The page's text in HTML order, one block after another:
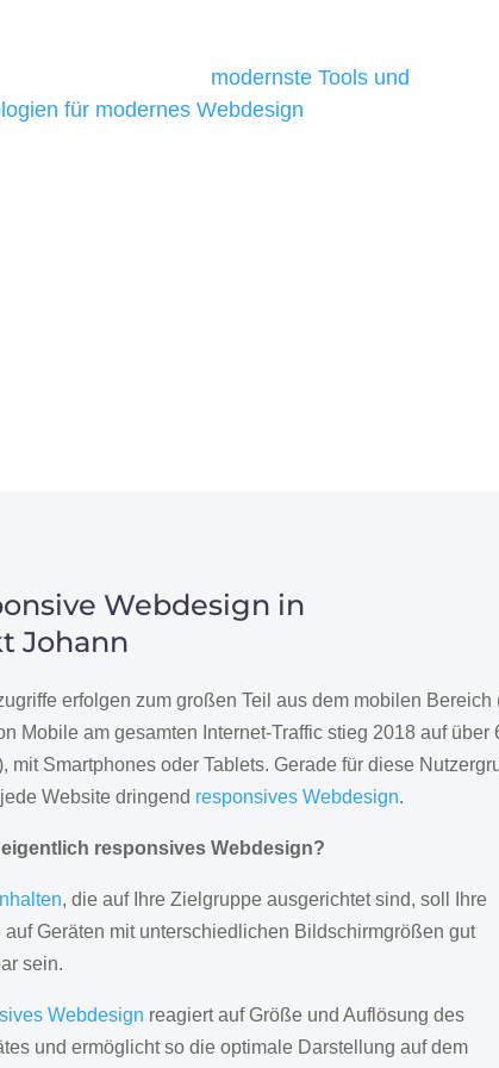
modernste Tools und
für modernes Webdesign
Webdesign in
Johann
erfolgen zum großen Teil aus dem mobilen Bereich
Mobile am gesamten Internet-Traffic stieg 2018 auf über
mit Smartphones oder Tablets. Gerade für diese
Website dringend responsives Webdesign.
eigentlich responsives Webdesign?
Inhalten, die auf Ihre Zielgruppe ausgerichtet sind, soll Ihre
auf Geräten mit unterschiedlichen Bildschirmgrößen gut
sein.
Webdesign reagiert auf Größe und Auflösung des
und ermöglicht so die optimale Darstellung auf dem